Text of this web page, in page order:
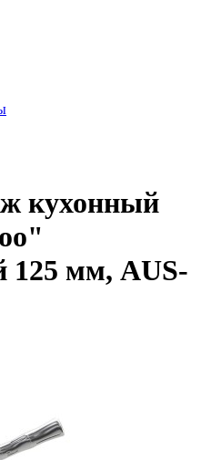
кухонный
125 мм, AUS-